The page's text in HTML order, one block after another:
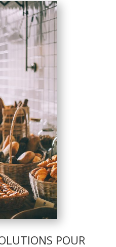
POUR